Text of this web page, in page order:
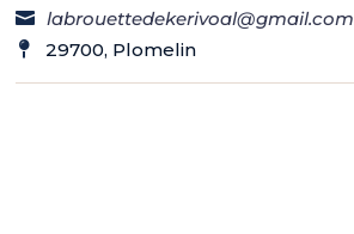
labrouettedekerivoal@gmail.com
29700, Plomelin